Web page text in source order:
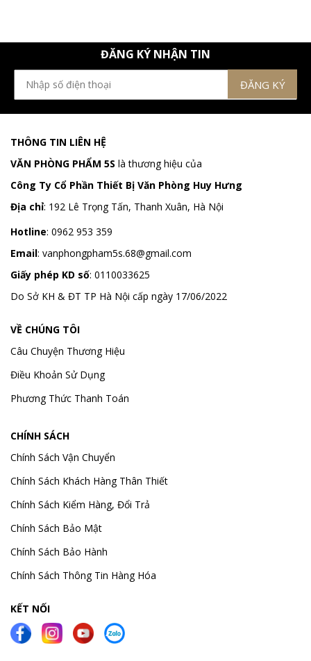
ĐĂNG KÝ NHẬN TIN
THÔNG TIN LIÊN HỆ
VĂN PHÒNG PHẨM 5S là thương hiệu của
Công Ty Cổ Phần Thiết Bị Văn Phòng Huy Hưng
Địa chỉ: 192 Lê Trọng Tấn, Thanh Xuân, Hà Nội
Hotline: 0962 953 359
Email: vanphongpham5s.68@gmail.com
Giấy phép KD số: 0110033625
Do Sở KH & ĐT TP Hà Nội cấp ngày 17/06/2022
VỀ CHÚNG TÔI
Câu Chuyện Thương Hiệu
Điều Khoản Sử Dụng
Phương Thức Thanh Toán
CHÍNH SÁCH
Chính Sách Vận Chuyển
Chính Sách Khách Hàng Thân Thiết
Chính Sách Kiểm Hàng, Đổi Trả
Chính Sách Bảo Mật
Chính Sách Bảo Hành
Chính Sách Thông Tin Hàng Hóa
KẾT NỐI